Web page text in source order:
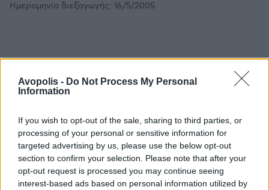
Avopolis - Do Not Process My Personal
Information
If you wish to opt-out of the sale, sharing to third parties, or
processing of your personal or sensitive information for
targeted advertising by us, please use the below opt-out
section to confirm your selection. Please note that after your
opt-out request is processed you may continue seeing
interest-based ads based on personal information utilized by
Ημερομηνία διεξαγωγής: 16/5/2005
ΧΡΙΣΤΙΆΝΝΑ ΦΙΝΈ ΜΆΙ 17,2005
Archive
Χώρος: Gagarin 205, Αθήνα
ΣΥΝΑΥΛΙΕΣ - ΔΙΕΘΝΗ
Morcheeba